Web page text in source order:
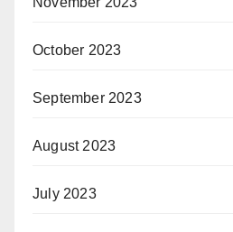
October 2023
September 2023
August 2023
July 2023